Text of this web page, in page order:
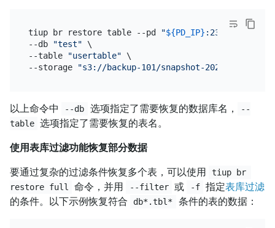
tiup br restore table --pd "${PD_IP} :2379"
--db
"test" \
--table
"usertable" \
--storage
"s3://backup-101/snapshot-
以上命令中 --db 选项指定了需要恢复的数据库名，
--
table 选项指定了需要恢复的表名。
使用表库过滤功能恢复部分数据
要通过复杂的过滤条件恢复多个表，可以使用
tiup br
restore full
命令，并用 --filter 或 -f 指定表库过滤
的条件。以下示例恢复符合
db*.tbl* 条件的表的数据：